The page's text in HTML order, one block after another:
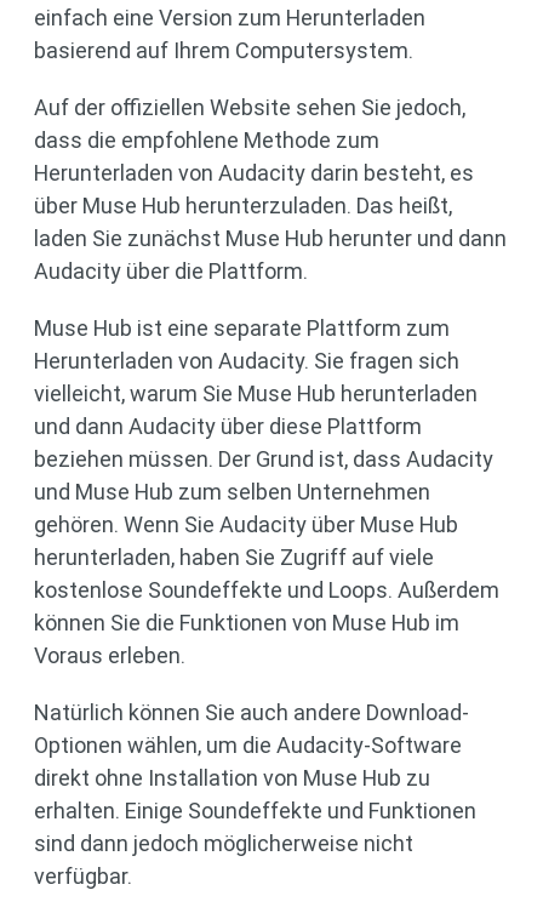
einfach eine Version zum Herunterladen
basierend auf Ihrem Computersystem.
Auf der offiziellen Website sehen Sie jedoch,
dass die empfohlene Methode zum
Herunterladen von Audacity darin besteht, es
über Muse Hub herunterzuladen. Das heißt,
laden Sie zunächst Muse Hub herunter und dann
Audacity über die Plattform.
Muse Hub ist eine separate Plattform zum
Herunterladen von Audacity. Sie fragen sich
vielleicht, warum Sie Muse Hub herunterladen
und dann Audacity über diese Plattform
beziehen müssen. Der Grund ist, dass Audacity
und Muse Hub zum selben Unternehmen
gehören. Wenn Sie Audacity über Muse Hub
herunterladen, haben Sie Zugriff auf viele
kostenlose Soundeffekte und Loops. Außerdem
können Sie die Funktionen von Muse Hub im
Voraus erleben.
Natürlich können Sie auch andere Download-
Optionen wählen, um die Audacity-Software
direkt ohne Installation von Muse Hub zu
erhalten. Einige Soundeffekte und Funktionen
sind dann jedoch möglicherweise nicht
verfügbar.